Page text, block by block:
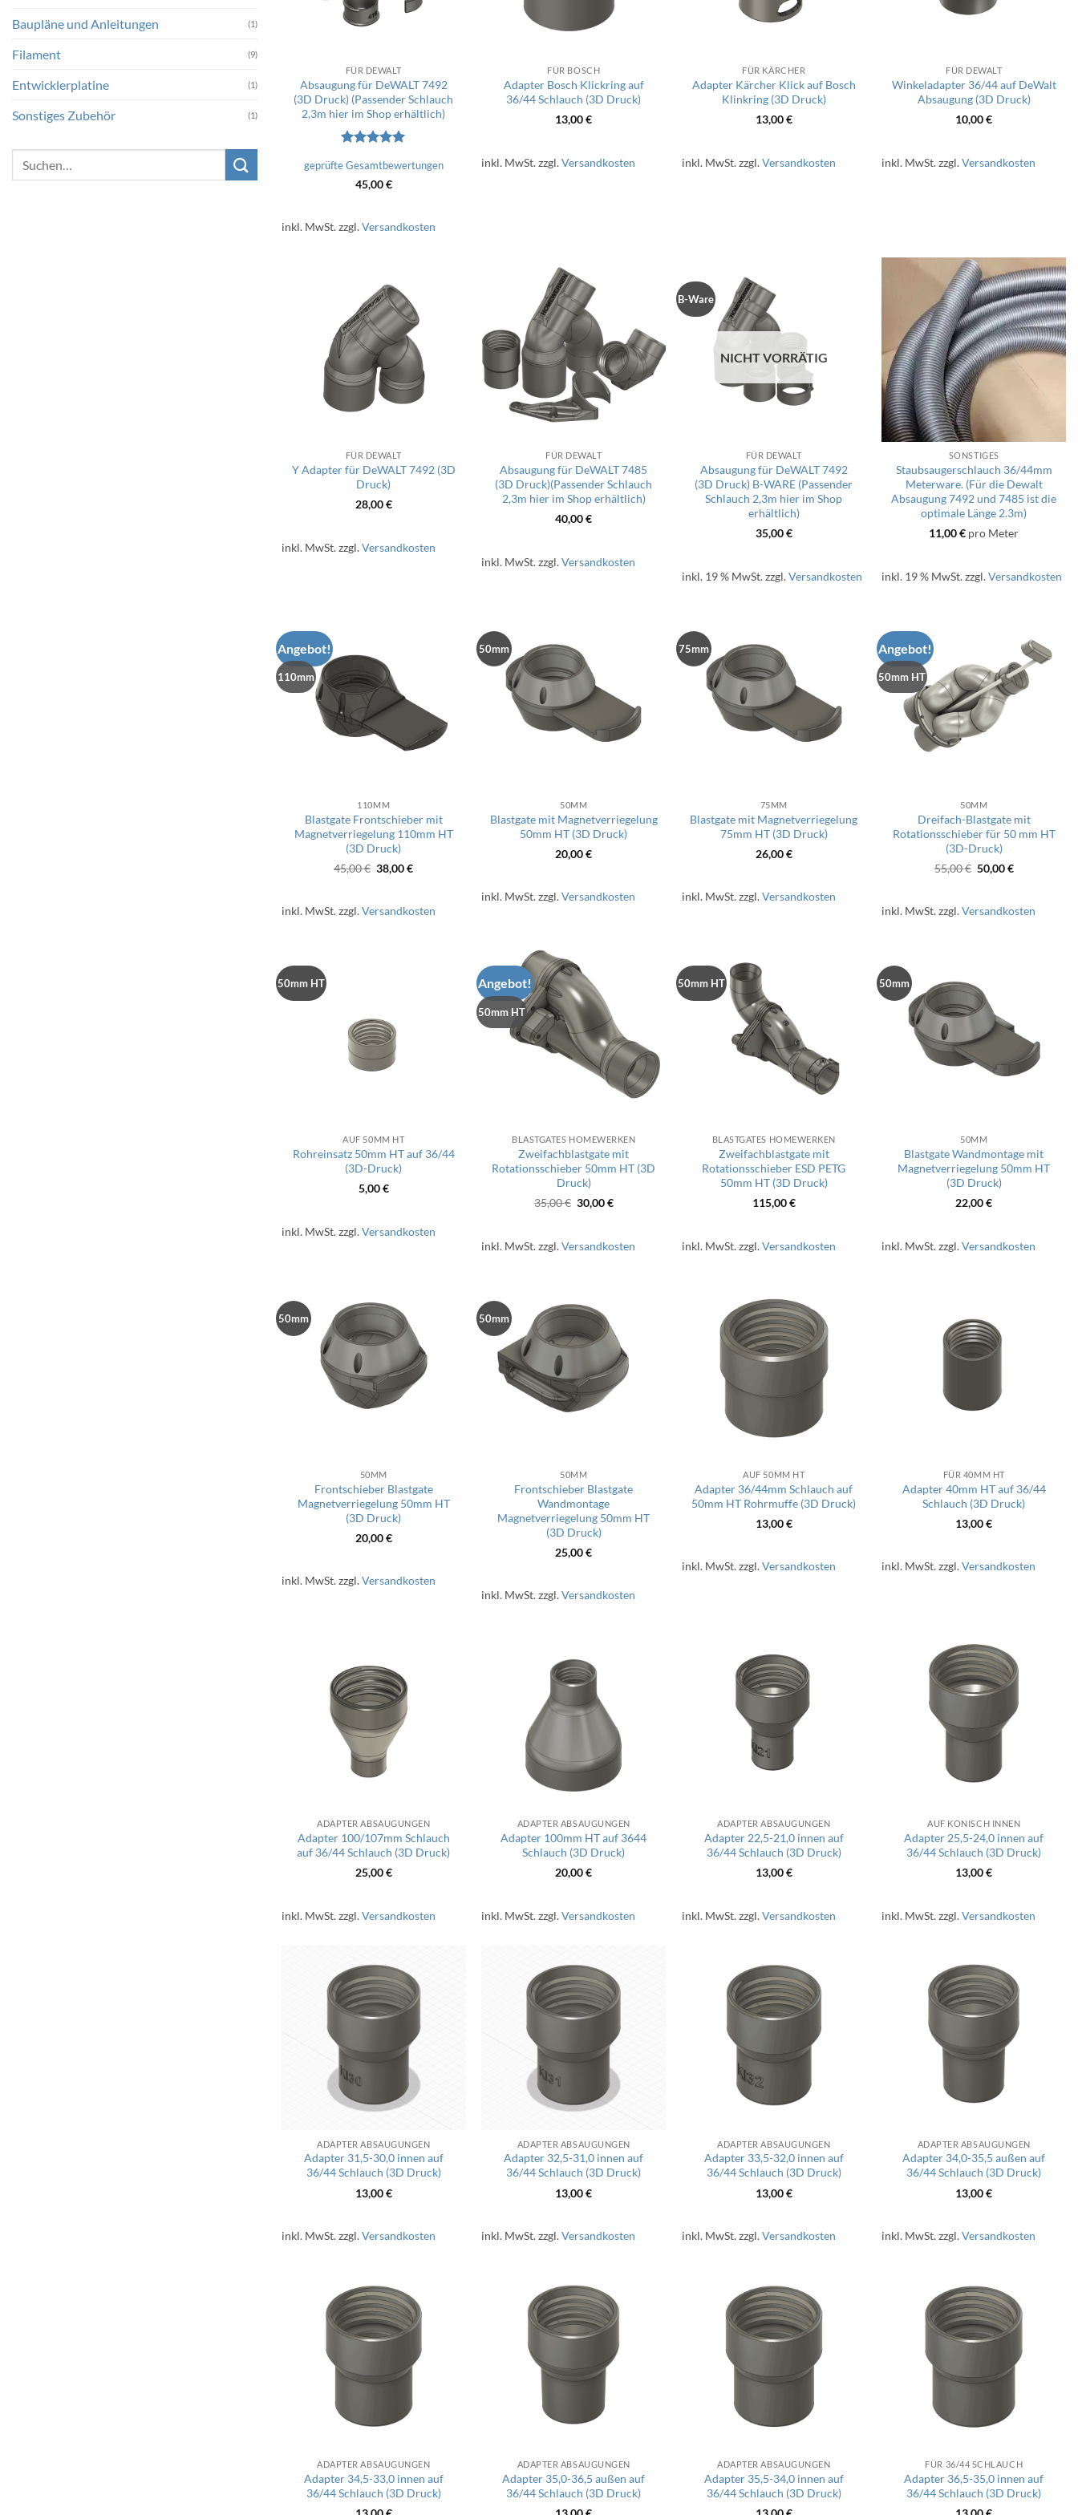
Baupläne und Anleitungen (1)
Filament (9)
Entwicklerplatine (1)
Sonstiges Zubehör (1)
FÜR DEWALT
Absaugung für DeWALT 7492
(3D Druck) (Passender Schlauch
2,3m hier im Shop erhältlich)
mit5von
geprüfte Gesamtbewertungen
45,00€
inkl. MwSt.zzgl.Versandkosten
FÜR BOSCH
Adapter Bosch Klickring auf
36/44 Schlauch (3D Druck)
13,00€
inkl. MwSt.zzgl.Versandkosten
FÜR KÄRCHER
Adapter Kärcher Klick auf Bosch
Klinkring (3D Druck)
13,00€
inkl. MwSt.zzgl.Versandkosten
FÜR DEWALT
Winkeladapter 36/44 auf DeWalt
Absaugung (3D Druck)
10,00€
inkl. MwSt.zzgl.Versandkosten
FÜR DEWALT
Y Adapter für DeWALT 7492 (3D
Druck)
28,00€
inkl. MwSt.zzgl.Versandkosten
FÜR DEWALT
Absaugung für DeWALT 7485
(3D Druck)(Passender Schlauch
2,3m hier im Shop erhältlich)
40,00€
inkl. MwSt.zzgl.Versandkosten
B-Ware
NICHT VORRÄTIG
FÜR DEWALT
Absaugung für DeWALT 7492
(3D Druck) B-WARE (Passender
Schlauch 2,3m hier im Shop
erhältlich)
35,00€
inkl. 19 % MwSt.zzgl.Versandkosten
SONSTIGES
Staubsaugerschlauch 36/44mm
Meterware. (Für die Dewalt
Absaugung 7492 und 7485 ist die
optimale Länge 2.3m)
11,00€ pro Meter
inkl. 19 % MwSt.zzgl.Versandkosten
Angebot!
110mm
110MM
Blastgate Frontschieber mit
Magnetverriegelung 110mm HT
(3D Druck)
45,00€ Ursprünglicher
Preis
38,00€Aktueller
inkl. MwSt.zzgl.Versandkosten
50mm
50MM
Blastgate mit Magnetverriegelung
50mm HT (3D Druck)
20,00€
inkl. MwSt.zzgl.Versandkosten
75mm
75MM
Blastgate mit Magnetverriegelung
75mm HT (3D Druck)
26,00€
inkl. MwSt.zzgl.Versandkosten
Angebot!
50mm HT
50MM
Dreifach-Blastgate mit
Rotationsschieber für 50 mm HT
(3D-Druck)
55,00€ Ursprünglicher
Preis
50,00€Aktueller
inkl. MwSt.zzgl.Versandkosten
50mm HT
AUF 50MM HT
Rohreinsatz 50mm HT auf 36/44
(3D-Druck)
5,00€
inkl. MwSt.zzgl.Versandkosten
Angebot!
50mm HT
BLASTGATES HOMEWERKEN
Zweifachblastgate mit
Rotationsschieber 50mm HT (3D
Druck)
35,00€ Ursprünglicher
Preis
30,00€Aktueller
inkl. MwSt.zzgl.Versandkosten
50mm HT
BLASTGATES HOMEWERKEN
Zweifachblastgate mit
Rotationsschieber ESD PETG
50mm HT (3D Druck)
115,00€
inkl. MwSt.zzgl.Versandkosten
50mm
50MM
Blastgate Wandmontage mit
Magnetverriegelung 50mm HT
(3D Druck)
22,00€
inkl. MwSt.zzgl.Versandkosten
50mm
50MM
Frontschieber Blastgate
Magnetverriegelung 50mm HT
(3D Druck)
20,00€
inkl. MwSt.zzgl.Versandkosten
50mm
50MM
Frontschieber Blastgate
Wandmontage
Magnetverriegelung 50mm HT
(3D Druck)
25,00€
inkl. MwSt.zzgl.Versandkosten
AUF 50MM HT
Adapter 36/44mm Schlauch auf
50mm HT Rohrmuffe (3D Druck)
13,00€
inkl. MwSt.zzgl.Versandkosten
FÜR 40MM HT
Adapter 40mm HT auf 36/44
Schlauch (3D Druck)
13,00€
inkl. MwSt.zzgl.Versandkosten
ADAPTER ABSAUGUNGEN
Adapter 100/107mm Schlauch
auf 36/44 Schlauch (3D Druck)
25,00€
inkl. MwSt.zzgl.Versandkosten
ADAPTER ABSAUGUNGEN
Adapter 100mm HT auf 3644
Schlauch (3D Druck)
20,00€
inkl. MwSt.zzgl.Versandkosten
ADAPTER ABSAUGUNGEN
Adapter 22,5-21,0 innen auf
36/44 Schlauch (3D Druck)
13,00€
inkl. MwSt.zzgl.Versandkosten
AUF KONISCH INNEN
Adapter 25,5-24,0 innen auf
36/44 Schlauch (3D Druck)
13,00€
inkl. MwSt.zzgl.Versandkosten
ADAPTER ABSAUGUNGEN
Adapter 31,5-30,0 innen auf
36/44 Schlauch (3D Druck)
13,00€
inkl. MwSt.zzgl.Versandkosten
ADAPTER ABSAUGUNGEN
Adapter 32,5-31,0 innen auf
36/44 Schlauch (3D Druck)
13,00€
inkl. MwSt.zzgl.Versandkosten
ADAPTER ABSAUGUNGEN
Adapter 33,5-32,0 innen auf
36/44 Schlauch (3D Druck)
13,00€
inkl. MwSt.zzgl.Versandkosten
ADAPTER ABSAUGUNGEN
Adapter 34,0-35,5 außen auf
36/44 Schlauch (3D Druck)
13,00€
inkl. MwSt.zzgl.Versandkosten
ADAPTER ABSAUGUNGEN
Adapter 34,5-33,0 innen auf
36/44 Schlauch (3D Druck)
ADAPTER ABSAUGUNGEN
Adapter 35,0-36,5 außen auf
36/44 Schlauch (3D Druck)
ADAPTER ABSAUGUNGEN
Adapter 35,5-34,0 innen auf
36/44 Schlauch (3D Druck)
FÜR 36/44 SCHLAUCH
Adapter 36,5-35,0 innen auf
36/44 Schlauch (3D Druck)